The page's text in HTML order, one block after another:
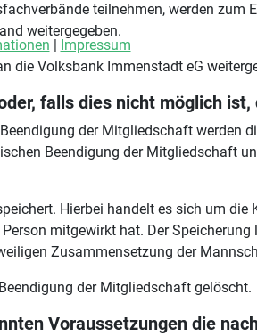
teilnehmen, werden zum
weitergegeben.
die Volksbank Immenstadt eG
falls dies nicht möglich
der Mitgliedschaft werden
Beendigung der Mitgliedschaft
Hierbei handelt es sich um
mitgewirkt hat. Der
Zusammensetzung der
der Mitgliedschaft gelöscht.
Voraussetzungen die
| Impressum